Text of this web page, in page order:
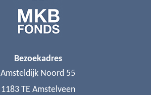
Bezoekadres
Amsteldijk Noord 55
1183 TE Amstelveen